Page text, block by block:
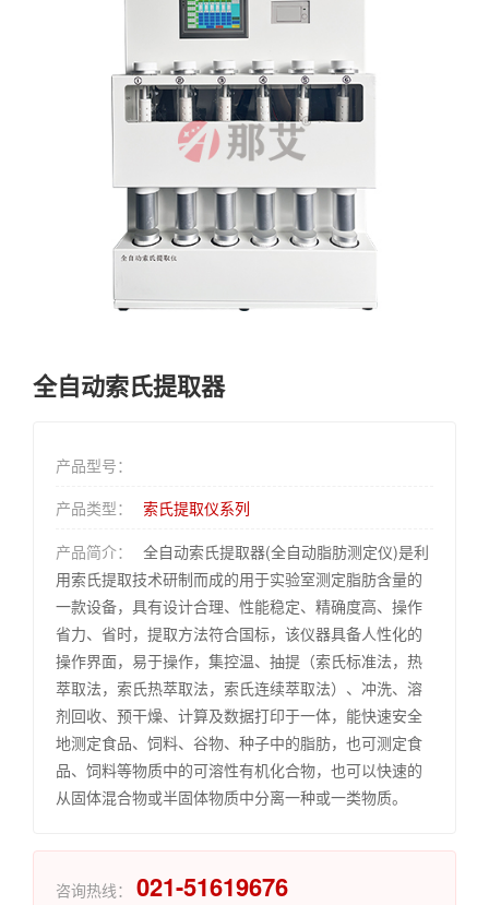
全自动索氏提取器
产品型号：
产品类型：
索氏提取仪系列
产品简介：
全自动索氏提取器(全自动脂肪测定仪)是利
用索氏提取技术研制而成的用于实验室测定脂肪含量的
一款设备，具有设计合理、性能稳定、精确度高、操作
省力、省时，提取方法符合国标，该仪器具备人性化的
操作界面，易于操作，集控温、抽提（索氏标准法，热
萃取法，索氏热萃取法，索氏连续萃取法）、冲洗、溶
剂回收、预干燥、计算及数据打印于一体，能快速安全
地测定食品、饲料、谷物、种子中的脂肪，也可测定食
品、饲料等物质中的可溶性有机化合物，也可以快速的
从固体混合物或半固体物质中分离一种或一类物质。
咨询热线： 021-51619676